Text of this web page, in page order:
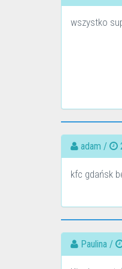
wszystko
adam /
kfc gdańsk
Paulina /